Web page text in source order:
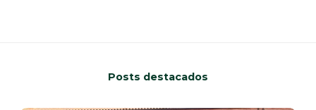
Posts destacados